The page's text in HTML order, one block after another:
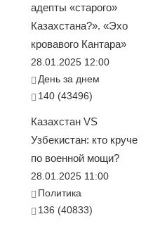
адепты «старого»
Казахстана?». «Эхо
кровавого Кантара»
28.01.2025 12:00
День за днем
140 (43496)
Казахстан VS
Узбекистан: кто круче
по военной мощи?
28.01.2025 11:00
Политика
136 (40833)